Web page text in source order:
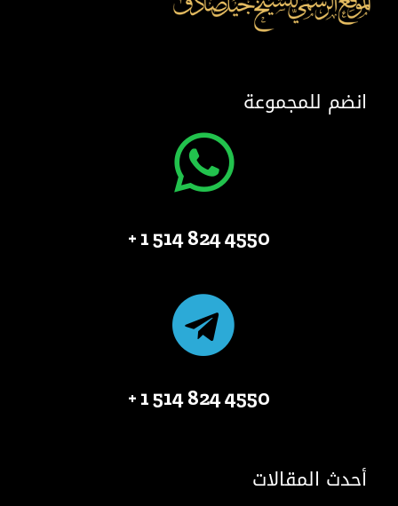
انضم للمجموعة
4550 824 514 1 +
4550 824 514 1 +
أحدث المقالات